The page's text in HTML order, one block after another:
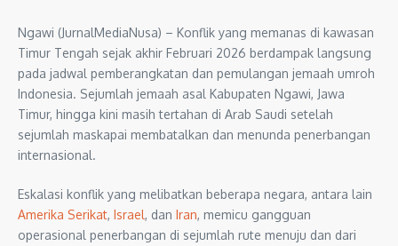
Ngawi (JurnalMediaNusa) – Konflik yang memanas di kawasan
Timur Tengah sejak akhir Februari 2026 berdampak langsung
pada jadwal pemberangkatan dan pemulangan jemaah umroh
Indonesia. Sejumlah jemaah asal Kabupaten Ngawi, Jawa
Timur, hingga kini masih tertahan di Arab Saudi setelah
sejumlah maskapai membatalkan dan menunda penerbangan
internasional.
Eskalasi konflik yang melibatkan beberapa negara, antara lain
Amerika Serikat, Israel, dan Iran, memicu gangguan
operasional penerbangan di sejumlah rute menuju dan dari